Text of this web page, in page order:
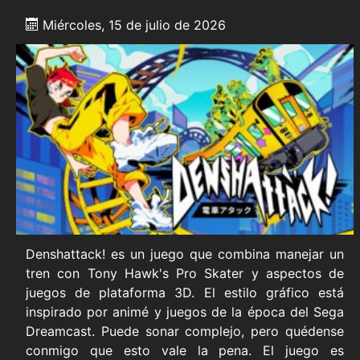
Miércoles, 15 de julio de 2026
Denshattack! es un juego que combina manejar un
tren con Tony Hawk's Pro Skater y aspectos de
juegos de plataforma 3D. El estilo gráfico está
inspirado por animé y juegos de la época del Sega
Dreamcast. Puede sonar complejo, pero quédense
conmigo que esto vale la pena. El juego es